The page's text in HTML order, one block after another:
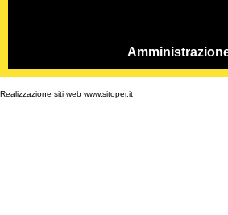
Realizzazione siti web www.sitoper.it